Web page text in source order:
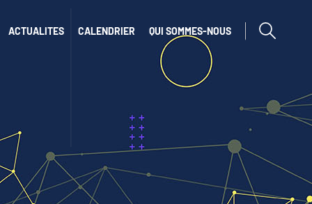
ACTUALITES CALENDRIER QUI SOMMES-NOUS afficher ou